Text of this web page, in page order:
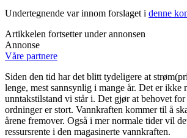
Undertegnende var innom forslaget i denne
Artikkelen fortsetter under annonsen
Annonse
Våre partnere
Siden den tid har det blitt tydeligere at
lenge, mest sannsynlig i mange år. Det er ikke
unntakstilstand vi står i. Det gjør at behovet for
ordninger er stort. Vannkraften kommer til å
årene fremover. Også i mer normale tider vil
ressursrente i den magasinerte vannkraften.